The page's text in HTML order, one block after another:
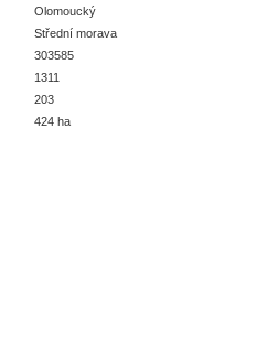
Olomoucký
Střední morava
303585
1311
203
424 ha